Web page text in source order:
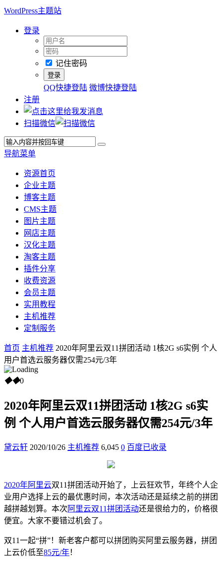
WordPress主题站
登录
记住密码
QQ快捷登陆 微博快捷登陆
注册
扫描微信
导航菜单
资源首页
企业主题
博客主题
CMS主题
图片主题
网店主题
汉化主题
淘客主题
插件分享
收费资源
会员主题
实用教程
主机推荐
定制服务
首页 主机推荐 2020年阿里云双11拼团活动 1核2G s6实例 个人
用户首选云服务器仅需254元/3年
◆◆0
2020年阿里云双11拼团活动 1核2G s6实
例 个人用户首选云服务器仅需254元/3年
黛云轩 2020/10/26 主机推荐 6,045 0 百度已收录
2020年阿里云双11拼团活动开始了，上云狂欢节，年终个人企
业用户选择上云的最优惠时间，本次活动还是延续之前的拼团
越拼越划算。本次 阿里云双11拼团活动还是很给力的，价格很
便宜。大家不要错过机会了。
双11一起“拼”！新老客户都可以拼团购买阿里云服务器，拼团
上云价低至85元/年！